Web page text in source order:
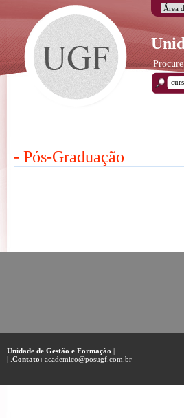
- Pós-Graduação
Unidade de Gestão e Formação |
| . Contato: academico@posugf.com.br